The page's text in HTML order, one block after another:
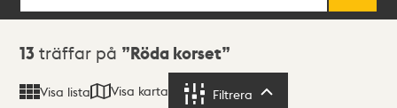
Sökresultat
13 träffar på Röda korset
Visa lista Visa karta Filtrera